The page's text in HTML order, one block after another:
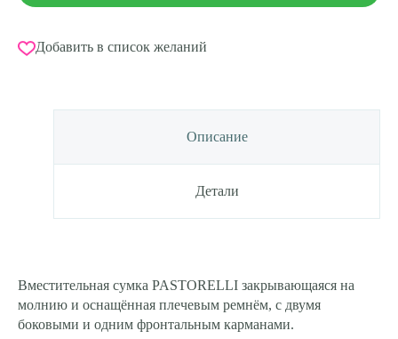
Добавить в список желаний
Описание
Детали
Вместительная сумка PASTORELLI закрывающаяся на
молнию и оснащённая плечевым ремнём, с двумя
боковыми и одним фронтальным карманами.